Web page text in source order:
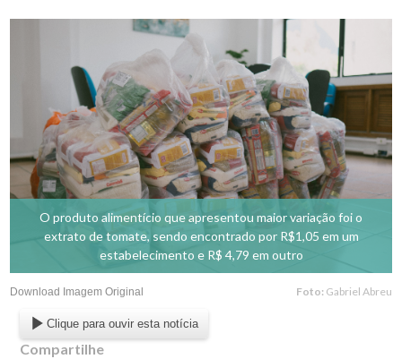
O produto alimentício que apresentou maior variação foi o
extrato de tomate, sendo encontrado por R$1,05 em um
estabelecimento e R$ 4,79 em outro
Download Imagem Original Foto: Gabriel Abreu
Clique para ouvir esta notícia
Compartilhe